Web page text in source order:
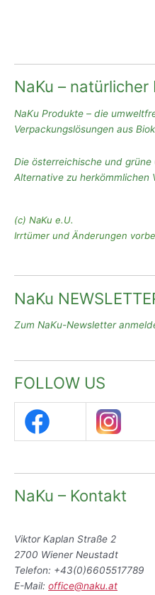
NaKu –
NaKu Produkte – die
Verpackungslösungen aus
Die österreichische und
Alternative zu herkömmlichen
(c) NaKu e.U.
Irrtümer und Änderungen
NaKu
Zum NaKu-Newsletter
FOLLOW US
NaKu – Kontakt
Viktor Kaplan Straße 2
2700 Wiener Neustadt
Telefon: +43(0)6605517789
E-Mail: office@naku.at